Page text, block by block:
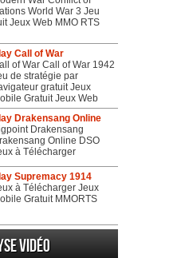
World War 3 Jeu
Jeux Web MMO RTS
Call of War
of War Call of War 1942
de stratégie par
gratuit Jeux
Gratuit Jeux Web
Drakensang Online
Drakensang
Online DSO
à Télécharger
Supremacy 1914
à Télécharger Jeux
Gratuit MMORTS
vidéo